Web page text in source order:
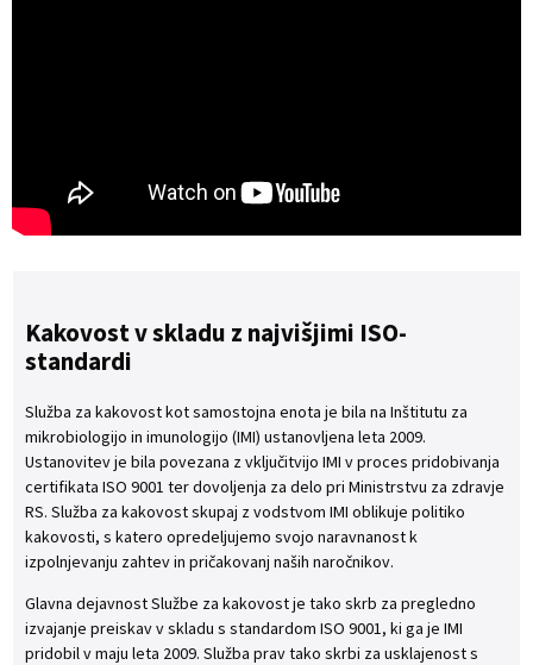
Kakovost v skladu z najvišjimi ISO-
standardi
Služba za kakovost kot samostojna enota je bila na Inštitutu za
mikrobiologijo in imunologijo (IMI) ustanovljena leta 2009.
Ustanovitev je bila povezana z vključitvijo IMI v proces pridobivanja
certifikata ISO 9001 ter dovoljenja za delo pri Ministrstvu za zdravje
RS. Služba za kakovost skupaj z vodstvom IMI oblikuje politiko
kakovosti, s katero opredeljujemo svojo naravnanost k
izpolnjevanju zahtev in pričakovanj naših naročnikov.
Glavna dejavnost Službe za kakovost je tako skrb za pregledno
izvajanje preiskav v skladu s standardom ISO 9001, ki ga je IMI
pridobil v maju leta 2009. Služba prav tako skrbi za usklajenost s